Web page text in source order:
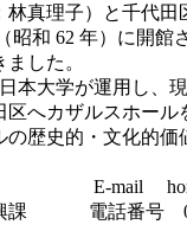
真理子）と千代
昭和 62 年）に開
した。
本大学が運用し、
へカザルスホー
歴史的・文化的
課 E-mail
興課 電話番号